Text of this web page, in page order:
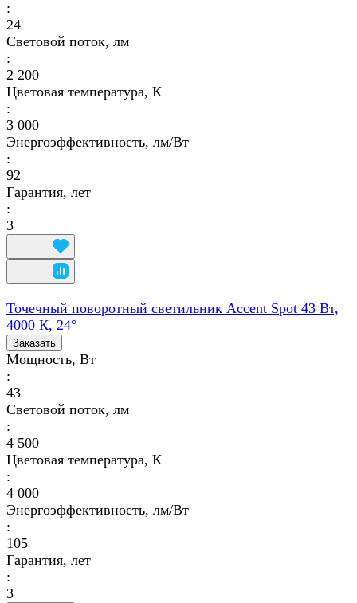
:
24
Световой поток, лм
:
2 200
Цветовая температура, К
:
3 000
Энергоэффективность, лм/Вт
:
92
Гарантия, лет
:
3
Точечный поворотный светильник Accent Spot 43 Вт,
4000 К, 24°
Заказать
Мощность, Вт
:
43
Световой поток, лм
:
4 500
Цветовая температура, К
:
4 000
Энергоэффективность, лм/Вт
:
105
Гарантия, лет
:
3